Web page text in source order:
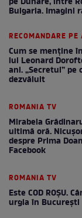
Bulgaria. Imagini
RECOMANDARE PE
Cum se menţine
lui Leonard
ani. „Secretul” pe
dezvăluit
ROMANIA TV
Mirabela Grădinaru, mutare
ultimă oră.
despre Prima
Facebook
ROMANIA TV
Este COD ROŞU.
urgia în Bucureşti